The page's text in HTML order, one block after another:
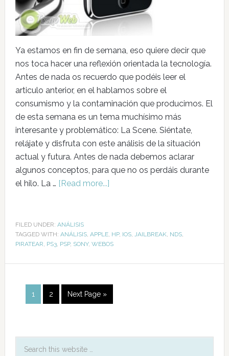
Ya estamos en fin de semana, eso quiere decir que
nos toca hacer una reflexión orientada la tecnología.
Antes de nada os recuerdo que podéis leer el
articulo anterior, en el hablamos sobre el
consumismo y la contaminación que producimos. El
de esta semana es un tema muchísimo más
interesante y problemático: La Scene. Siéntate,
relájate y disfruta con este análisis de la situación
actual y futura. Antes de nada debemos aclarar
algunos conceptos, para que no os perdáis durante
el hilo. La … [Read more...]
FILED UNDER: ANÁLISIS
TAGGED WITH: ANÁLISIS, APPLE, HP, IOS, JAILBREAK, NDS,
PIRATEAR, PS3, PSP, SONY, WEBOS
1 2 Next Page »